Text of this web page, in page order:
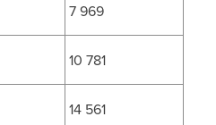
7 969
10 781
14 561